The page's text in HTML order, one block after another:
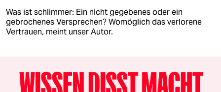
Was ist schlimmer: Ein nicht gegebenes oder ein
gebrochenes Versprechen? Womöglich das verlorene
Vertrauen, meint unser Autor.